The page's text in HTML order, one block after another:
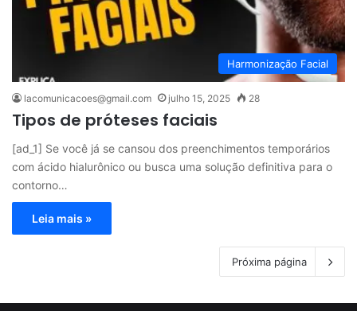
Harmonização Facial
lacomunicacoes@gmail.com julho 15, 2025 28
Tipos de próteses faciais
[ad_1] Se você já se cansou dos preenchimentos temporários
com ácido hialurônico ou busca uma solução definitiva para o
contorno…
Leia mais »
Próxima página